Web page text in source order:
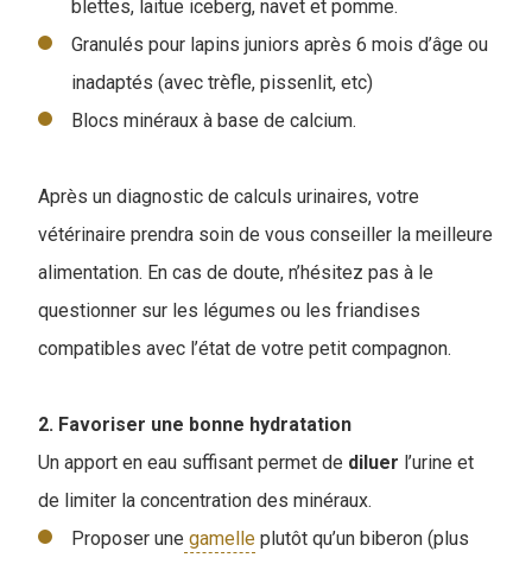
blettes, laitue iceberg, navet et pomme.
Granulés pour lapins juniors après 6 mois d’âge ou
inadaptés (avec trèfle, pissenlit, etc)
Blocs minéraux à base de calcium.
Après un diagnostic de calculs urinaires, votre
vétérinaire prendra soin de vous conseiller la meilleure
alimentation. En cas de doute, n’hésitez pas à le
questionner sur les légumes ou les friandises
compatibles avec l’état de votre petit compagnon.
2. Favoriser une bonne hydratation
Un apport en eau suffisant permet de diluer l’urine et
de limiter la concentration des minéraux.
Proposer une gamelle plutôt qu’un biberon (plus